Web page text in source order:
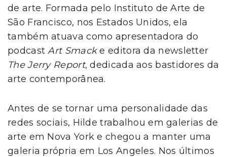
de arte. Formada pelo Instituto de Arte de
São Francisco, nos Estados Unidos, ela
também atuava como apresentadora do
podcastArt Smacke editora da newsletter
The Jerry Report, dedicada aos bastidores da
arte contemporânea.
Antes de se tornar uma personalidade das
redes sociais, Hilde trabalhou em galerias de
arte em Nova York e chegou a manter uma
galeria própria em Los Angeles. Nos últimos